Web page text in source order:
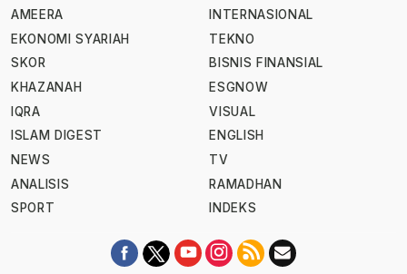
AMEERA
EKONOMI SYARIAH
SKOR
KHAZANAH
IQRA
ISLAM DIGEST
NEWS
ANALISIS
SPORT
INTERNASIONAL
TEKNO
BISNIS FINANSIAL
ESGNOW
VISUAL
ENGLISH
TV
RAMADHAN
INDEKS